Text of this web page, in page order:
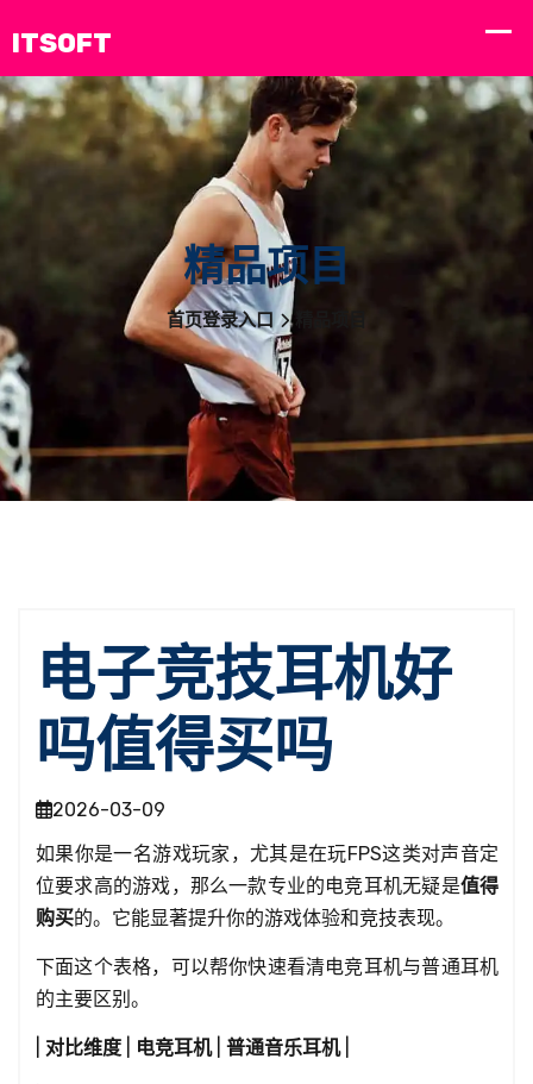
精品项目
首页登录入口
电子竞技耳机好
吗值得买吗
2026-03-09
如果你是一名游戏玩家，尤其是在玩FPS这类对声音定
位要求高的游戏，那么一款专业的电竞耳机无疑是值得
购买的。它能显著提升你的游戏体验和竞技表现。
下面这个表格，可以帮你快速看清电竞耳机与普通耳机
的主要区别。
对比维度 电竞耳机| 普通音乐耳机|